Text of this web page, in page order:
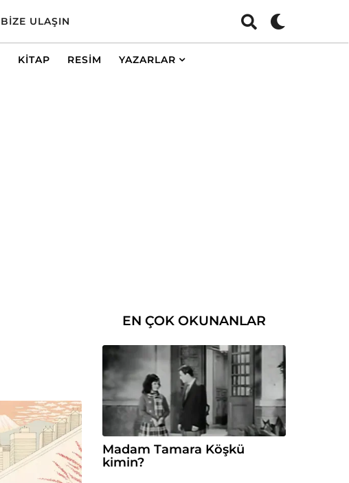
BIZE ULAŞIN
KITAP RESIM YAZARLAR
EN ÇOK OKUNANLAR
Madam Tamara Köşkü
kimin?